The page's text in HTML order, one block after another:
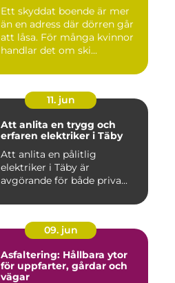
Ett skyddat boende är mer
än en adress där dörren går
att låsa. För många kvinnor
handlar det om ski...
11. jun
Att anlita en trygg och
erfaren elektriker i Täby
Att anlita en pålitlig
elektriker i Täby är
avgörande för både priva...
09. jun
Asfaltering: Hållbara ytor
för uppfarter, gårdar och
vägar